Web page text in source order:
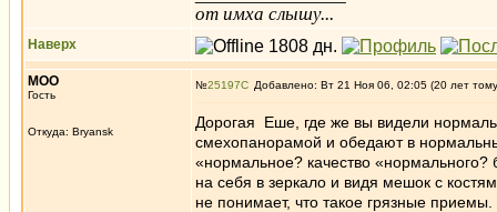
от имха слышу...
Наверх
MOO
Гость
Откуда: Bryansk
№25197 Добавлено: Вт 21 Ноя 06, 02:05 (20 лет
Дорогая Еше, где же вы видели
смехопанорамой и обедают в
«нормальное? качество
на себя в зеркало и видя мешок с
не понимает, что такое грязные